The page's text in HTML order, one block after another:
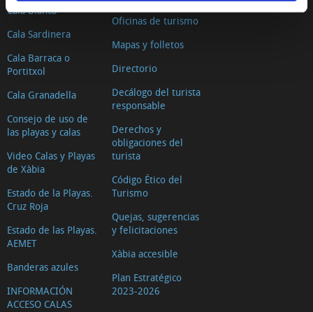
Cala Blanca
Cala Sardinera
Cala Barraca o
Portitxol
Cala Granadella
Consejo de uso de
las playas y calas
Video Calas y Playas
de Xàbia
Estado de la Playas.
Cruz Roja
Estado de las Playas.
AEMET
Banderas azules
INFORMACIÓN
ACCESO CALAS
Oficinas de turismo
Mapas y folletos
Directorio
Decálogo del turista
responsable
Derechos y
obligaciones del
turista
Código Ético del
Turismo
Quejas, sugerencias
y felicitaciones
Xàbia accesible
Plan Estratégico
2023-2026